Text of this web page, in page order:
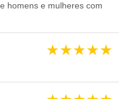
homens e mulheres com
★★★★★